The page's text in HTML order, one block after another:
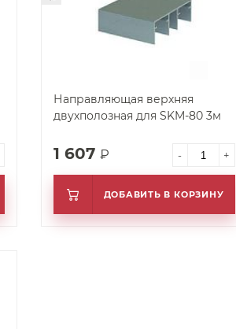
Направляющая верхняя
двухполозная для SKM-80 3м
1 607 ₽ - +
ДОБАВИТЬ В КОРЗИНУ